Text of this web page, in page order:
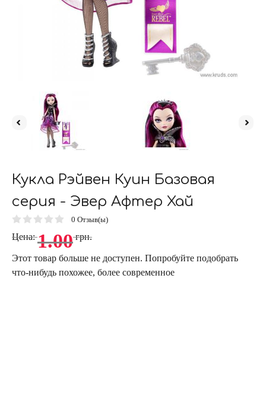
Кукла Рэйвен Куин Базовая
серия - Эвер Афтер Хай
0 Отзыв(ы)
Цена: 1.00 грн.
Этот товар больше не доступен. Попробуйте подобрать
что-нибудь похожее, более современное